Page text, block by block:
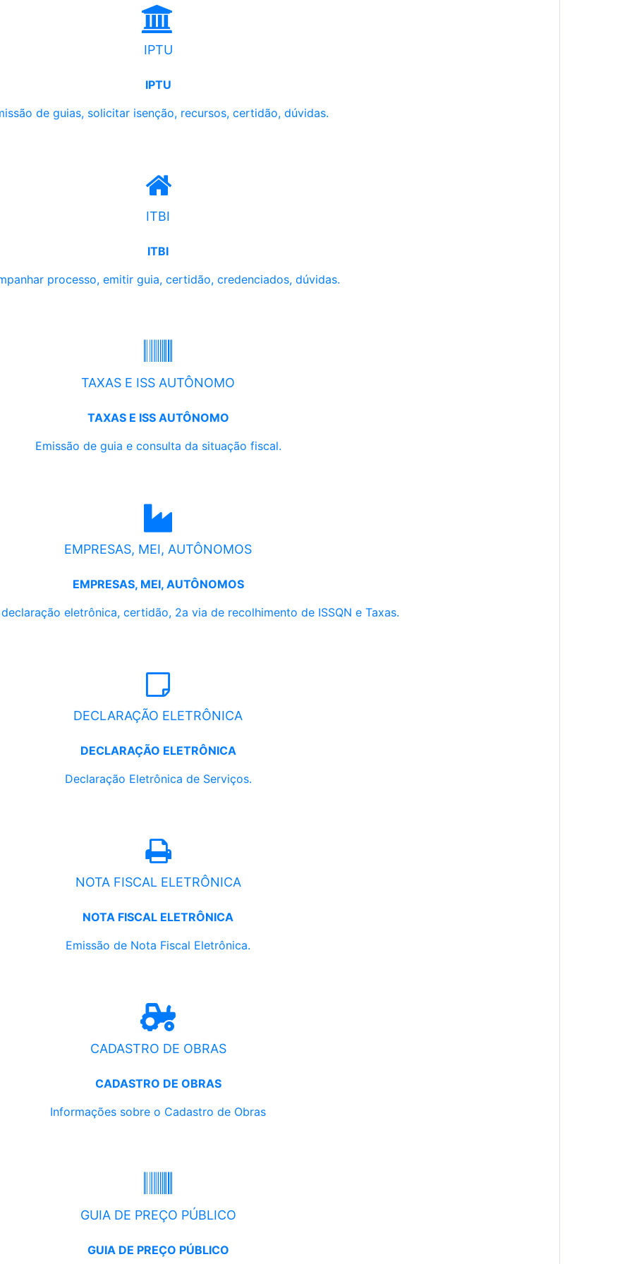
IPTU
IPTU
de guias, solicitar isenção, recursos, certidão, dúvidas.
ITBI
ITBI
processo, emitir guia, certidão, credenciados, dúvidas.
TAXAS E ISS AUTÔNOMO
TAXAS E ISS AUTÔNOMO
Emissão de guia e consulta da situação fiscal.
EMPRESAS, MEI, AUTÔNOMOS
EMPRESAS, MEI, AUTÔNOMOS
eletrônica, certidão, 2a via de recolhimento de ISSQN e Taxas.
DECLARAÇÃO ELETRÔNICA
DECLARAÇÃO ELETRÔNICA
Declaração Eletrônica de Serviços.
NOTA FISCAL ELETRÔNICA
NOTA FISCAL ELETRÔNICA
Emissão de Nota Fiscal Eletrônica.
CADASTRO DE OBRAS
CADASTRO DE OBRAS
Informações sobre o Cadastro de Obras
GUIA DE PREÇO PÚBLICO
GUIA DE PREÇO PÚBLICO